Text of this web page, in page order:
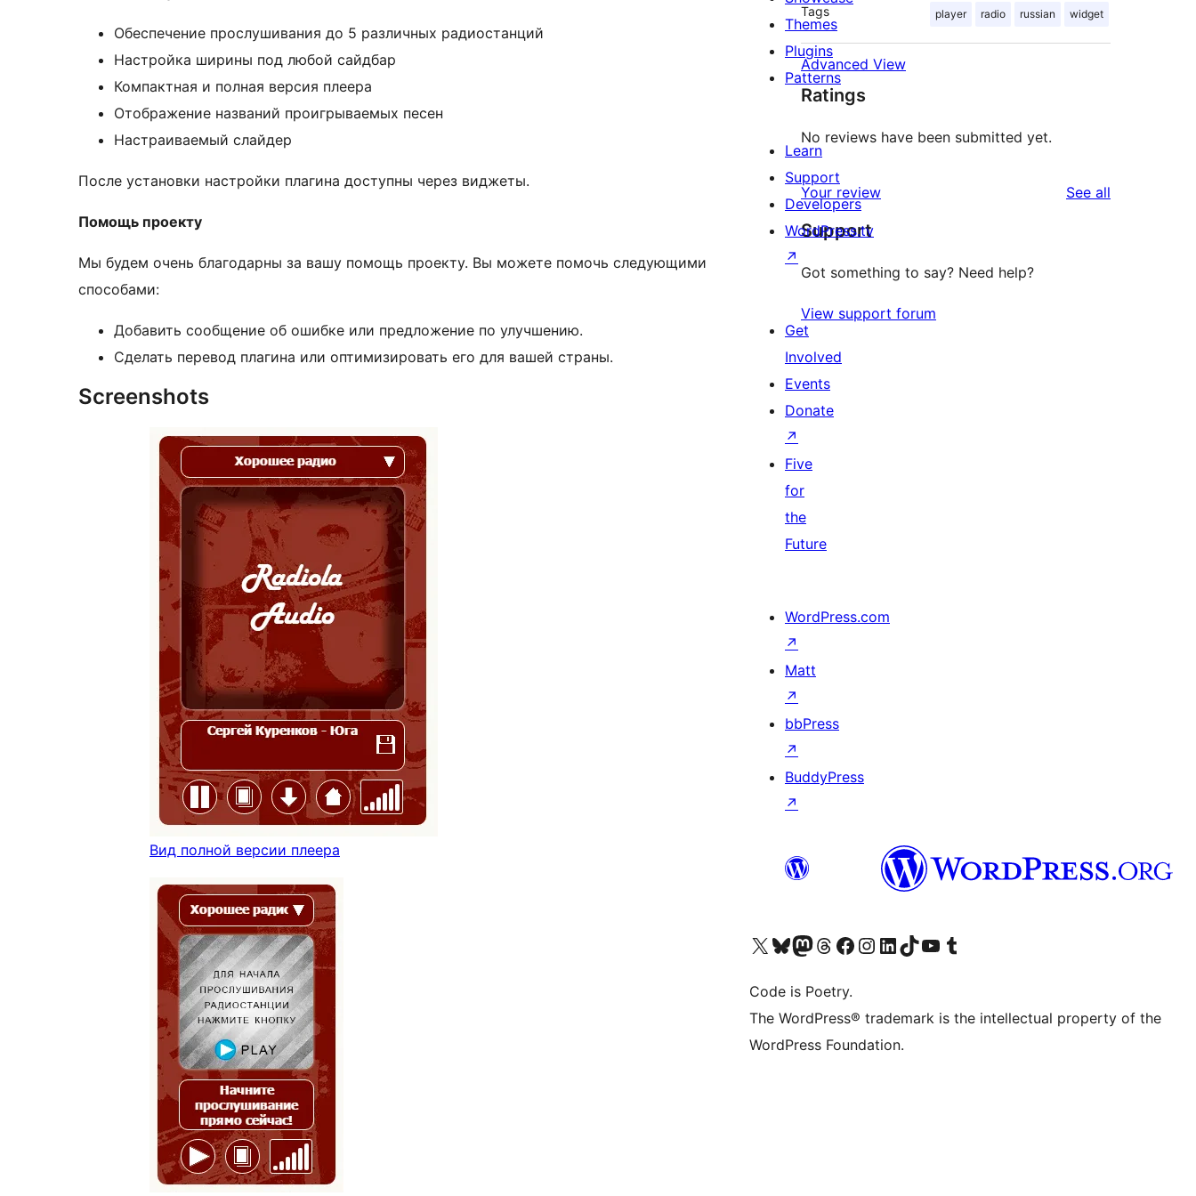
Обеспечение прослушивания до 5 различных радиостанций
Настройка ширины под любой сайдбар
Компактная и полная версия плеера
Отображение названий проигрываемых песен
Настраиваемый слайдер
После установки настройки плагина доступны через виджеты.
Помощь проекту
Мы будем очень благодарны за вашу помощь проекту. Вы можете помочь следующими
способами:
Добавить сообщение об ошибке или предложение по улучшению.
Сделать перевод плагина или оптимизировать его для вашей страны.
Screenshots
Вид полной версии плеера
Tags player radio russian widget
Advanced View
Ratings
No reviews have been submitted yet.
Your review See all
Support
Got something to say? Need help?
View support forum
Themes
Plugins
Patterns
Learn
Support
Developers
WordPress.tv
↗
Get
Involved
Events
Donate
↗
Five
for
the
Future
WordPress.com
↗
Matt
↗
bbPress
↗
BuddyPress
↗
Visit our X (formerly Twitter) account
Visit our Bluesky account
Visit our Mastodon account
Visit our Threads account
Visit our Facebook page
Visit our Instagram account
Visit our LinkedIn account
Visit our TikTok account
Visit our YouTube channel
Visit our Tumblr account
Code is Poetry.
The WordPress® trademark is the intellectual property of the
WordPress Foundation.